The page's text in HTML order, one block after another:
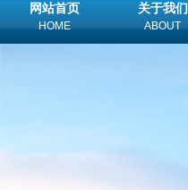
网站首页
HOME
关于我们
ABOUT